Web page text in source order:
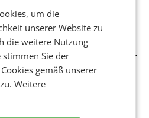
by Culinarius
nehmen über 50
mit bis zu vier Gault&Millau-
M.“ , Toni Mörwalds „Zur
Spittelberg“ (3 Hauben),
sowie das „Sakai“ (2
Köstlichkeiten serviert.
um die
unserer Website zu
die weitere Nutzung
stimmen Sie der
gemäß unserer
zu.Weitere